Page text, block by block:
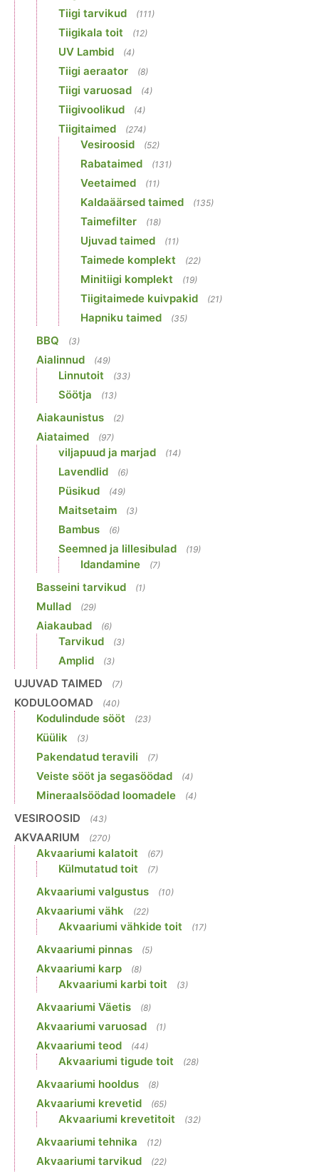
Tiigi tarvikud (111)
Tiigikala toit (12)
UV Lambid (4)
Tiigi aeraator (8)
Tiigi varuosad (4)
Tiigivoolikud (4)
Tiigitaimed (274)
Vesiroosid (52)
Rabataimed (131)
Veetaimed (11)
Kaldaäärsed taimed (135)
Taimefilter (18)
Ujuvad taimed (11)
Taimede komplekt (22)
Minitiigi komplekt (19)
Tiigitaimede kuivpakid (21)
Hapniku taimed (35)
BBQ (3)
Aialinnud (49)
Linnutoit (33)
Söötja (13)
Aiakaunistus (2)
Aiataimed (97)
viljapuud ja marjad (14)
Lavendlid (6)
Püsikud (49)
Maitsetaim (3)
Bambus (6)
Seemned ja lillesibulad (19)
Idandamine (7)
Basseini tarvikud (1)
Mullad (29)
Aiakaubad (6)
Tarvikud (3)
Amplid (3)
UJUVAD TAIMED (7)
KODULOOMAD (40)
Kodulindude sööt (23)
Küülik (3)
Pakendatud teravili (7)
Veiste sööt ja segasöödad (4)
Mineraalsöödad loomadele (4)
VESIROOSID (43)
AKVAARIUM (270)
Akvaariumi kalatoit (67)
Külmutatud toit (7)
Akvaariumi valgustus (10)
Akvaariumi vähk (22)
Akvaariumi vähkide toit (17)
Akvaariumi pinnas (5)
Akvaariumi karp (8)
Akvaariumi karbi toit (3)
Akvaariumi Väetis (8)
Akvaariumi varuosad (1)
Akvaariumi teod (44)
Akvaariumi tigude toit (28)
Akvaariumi hooldus (8)
Akvaariumi krevetid (65)
Akvaariumi krevetitoit (32)
Akvaariumi tehnika (12)
Akvaariumi tarvikud (22)